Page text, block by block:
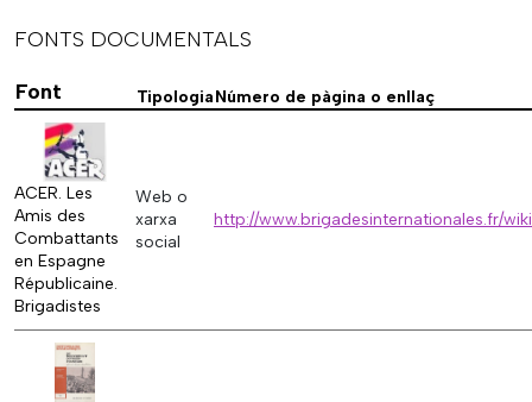
FONTS DOCUMENTALS
Font
TipologiaNúmero de pàgina o enllaç
ACER. Les
Amis des
Combattants
en Espagne
Républicaine.
Brigadistes
Web o
xarxa
social
http://www.brigadesinternationales.fr/